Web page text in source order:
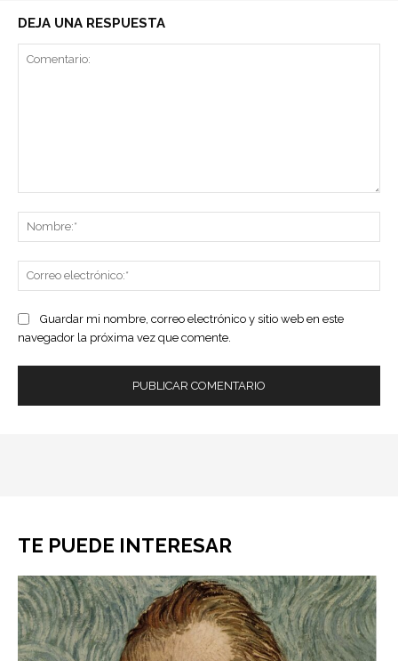
DEJA UNA RESPUESTA
Guardar mi nombre, correo electrónico y sitio web en este
navegador la próxima vez que comente.
TE PUEDE INTERESAR